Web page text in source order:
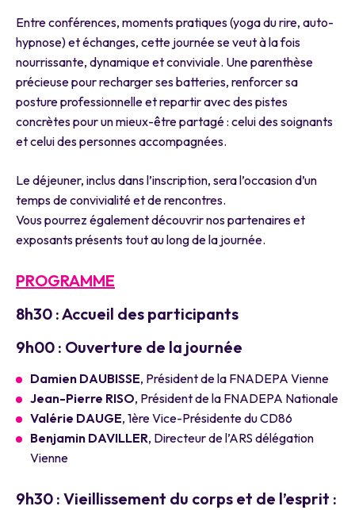
Entre conférences, moments pratiques (yoga du rire, auto-
hypnose) et échanges, cette journée se veut à la fois
nourrissante, dynamique et conviviale. Une parenthèse
précieuse pour recharger ses batteries, renforcer sa
posture professionnelle et repartir avec des pistes
concrètes pour un mieux-être partagé : celui des soignants
et celui des personnes accompagnées.
Le déjeuner, inclus dans l’inscription, sera l’occasion d’un
temps de convivialité et de rencontres.
Vous pourrez également découvrir nos partenaires et
exposants présents tout au long de la journée.
PROGRAMME
8h30 : Accueil des participants
9h00 : Ouverture de la journée
Damien DAUBISSE, Président de la FNADEPA Vienne
Jean-Pierre RISO, Président de la FNADEPA Nationale
Valérie DAUGE, 1ère Vice-Présidente du CD86
Benjamin DAVILLER, Directeur de l’ARS délégation
Vienne
9h30 : Vieillissement du corps et de l’esprit :